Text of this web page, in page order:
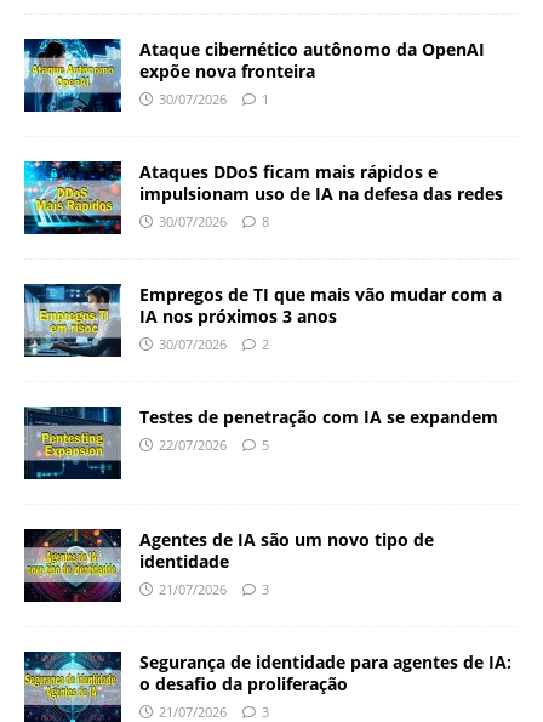
Ataque cibernético autônomo da OpenAI
expõe nova fronteira
30/07/2026 1
Ataques DDoS ficam mais rápidos e
impulsionam uso de IA na defesa das redes
30/07/2026 8
Empregos de TI que mais vão mudar com a
IA nos próximos 3 anos
30/07/2026 2
Testes de penetração com IA se expandem
22/07/2026 5
Agentes de IA são um novo tipo de
identidade
21/07/2026 3
Segurança de identidade para agentes de IA:
o desafio da proliferação
21/07/2026 3